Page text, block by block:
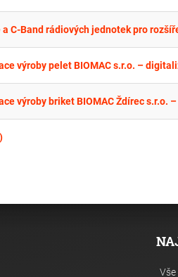
a C-Band rádiových jednotek pro
výroby pelet BIOMAC s.r.o. –
výroby briket BIOMAC Ždírec s.r.o.
Vše